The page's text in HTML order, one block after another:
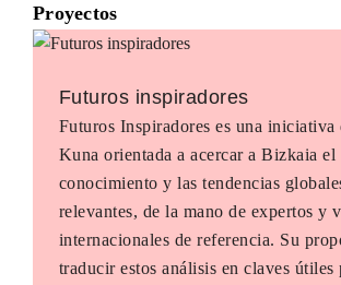
Proyectos
Futuros inspiradores
Futuros Inspiradores es una
Kuna orientada a acercar a Bizkaia el
conocimiento y las tendencias
relevantes, de la mano de expertos y
internacionales de referencia. Su
traducir estos análisis en claves útiles